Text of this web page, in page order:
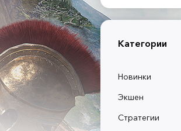
Категории
Новинки
Экшен
Стратегии